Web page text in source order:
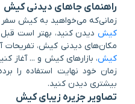
راهنمای جاهای دیدنی کیش
زمانی‌که می‌خواهید به کیش سفر
کیش دیدن کنید، بهتر است
مکان‌های دیدنی کیش، تفریحات
کیش، بازارهای کیش و ... آغاز
زمان خود نهایت استفاده را
بیشتری دیدن کنید.
تصاویر جزیره زیبای کیش
پارک آهوان
پاراگلایدر
مجموعه آوای
پارک آبی اوشن
شهر زیرزمینی کاریز
موجاب
ساحل مرجانی
کشتی آکواریوم کیش